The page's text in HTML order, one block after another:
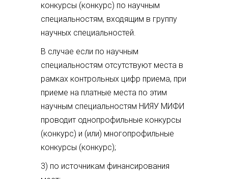
конкурсы (конкурс) по научным
специальностям, входящим в группу
научных специальностей.
В случае если по научным
специальностям отсутствуют места в
рамках контрольных цифр приема, при
приеме на платные места по этим
научным специальностям НИЯУ МИФИ
проводит однопрофильные конкурсы
(конкурс) и (или) многопрофильные
конкурсы (конкурс);
3) по источникам финансирования